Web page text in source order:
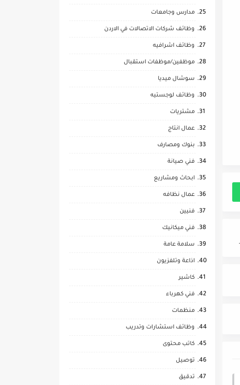
وإدارية ومالية
مدارس وجامعات
وظائف شركات الاتصالات في الاردن
وظائف اشرافيه
موظفين/موظفات استقبال
سوشال ميديا
وظائف لوجستيه
مشتريات
عمال انتاج
بنوك ومصارف
فني صيانة
ابحاث ومشاريع
عمال نظافه
فنيين
فني ميكانيك
سلامة عامة
اذاعة وتلفزيون
كاشير
فني كهرباء
منظمات
وظائف استشارات وتدريب
كاتب محتوى
توصيل
تدقيق